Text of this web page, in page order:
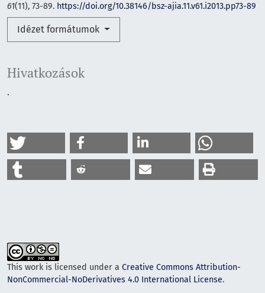
61(11), 73-89. https://doi.org/10.38146/bsz-ajia.11.v61.i2013.pp73-89
Idézet formátumok
Hivatkozások
.
This work is licensed under a Creative Commons Attribution-
NonCommercial-NoDerivatives 4.0 International License.